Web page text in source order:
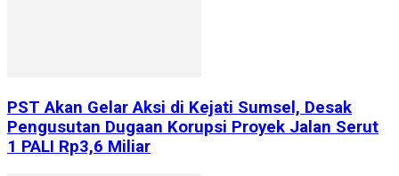
PST Akan Gelar Aksi di Kejati Sumsel, Desak
Pengusutan Dugaan Korupsi Proyek Jalan Serut
1 PALI Rp3,6 Miliar